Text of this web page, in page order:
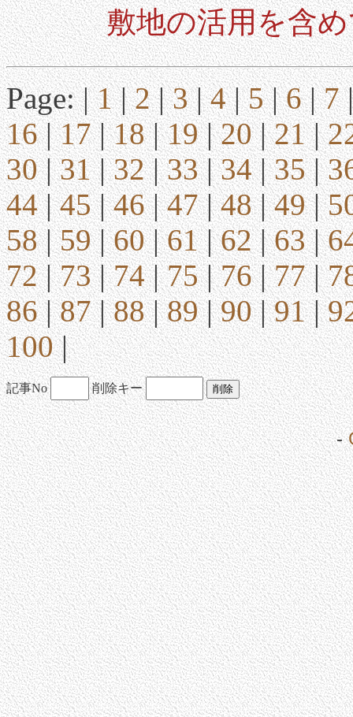
敷地の活用を含
Page: |1|2|3|4|5|6|7
16|17|18|19|20|21|
30|31|32|33|34|35|
44|45|46|47|48|49|
58|59|60|61|62|63|
72|73|74|75|76|77|
86|87|88|89|90|91|
100|
記事No 削除キー
-